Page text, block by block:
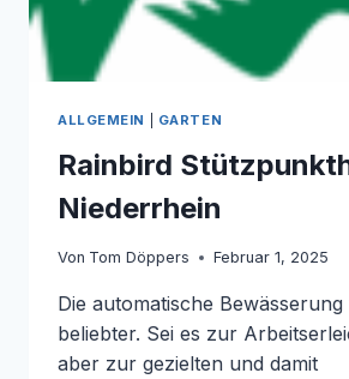
ALLGEMEIN GARTEN
Rainbird
Niederrhein
Von Tom Döppers Februar 1, 2025
Die automatische
beliebter. Sei es zur
aber zur gezielten und damit